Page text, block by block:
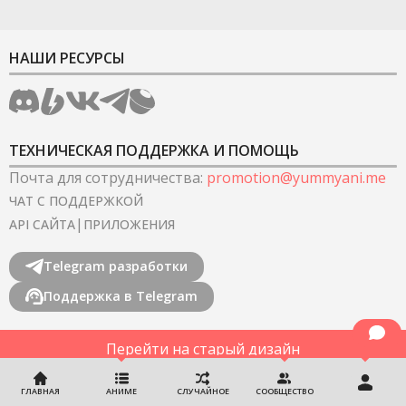
ГЛАВНАЯ АНИМЕ СЛУЧАЙНОЕ СООБЩЕСТВО
НАШИ РЕСУРСЫ
ТЕХНИЧЕСКАЯ ПОДДЕРЖКА И ПОМОЩЬ
Почта для сотрудничества: promotion@yummyani.me
ЧАТ С ПОДДЕРЖКОЙ
API САЙТА| ПРИЛОЖЕНИЯ
Telegram разработки
Поддержка в Telegram
Перейти на старый дизайн
©2022-2026YummyAnime.Все права защищены